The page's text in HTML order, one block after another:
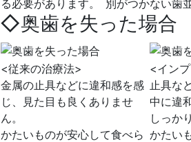
る必要があります。
別がつかない歯
◇奥歯を失った場合
<従来の治療法>
金属の止具などに違和感を感
じ、見た目も良くありませ
ん。
かたいものが安心して食べら
<イン
止具な
中に違
しっか
かたい